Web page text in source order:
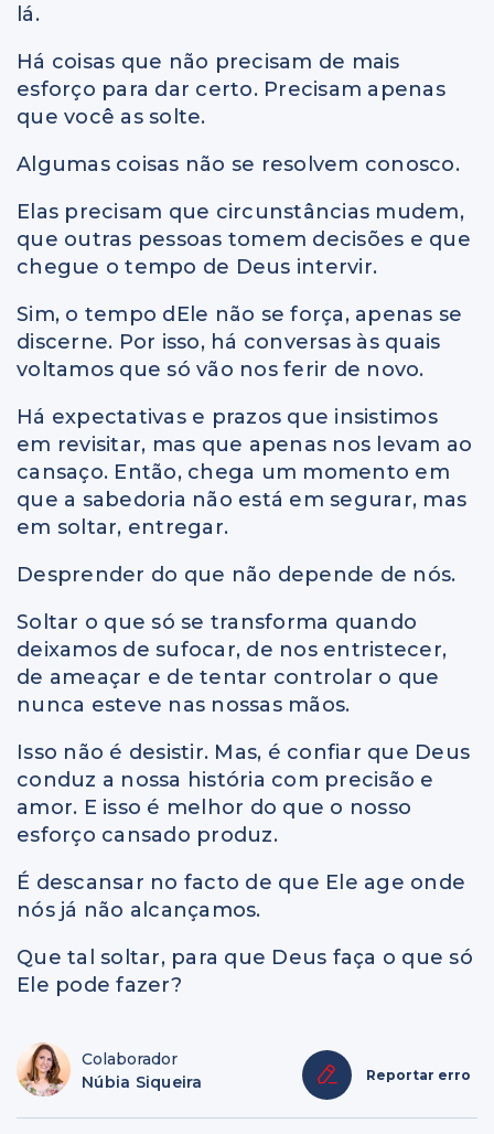
lá.
Há coisas que não precisam de mais
esforço para dar certo. Precisam apenas
que você as solte.
Algumas coisas não se resolvem conosco.
Elas precisam que circunstâncias mudem,
que outras pessoas tomem decisões e que
chegue o tempo de Deus intervir.
Sim, o tempo dEle não se força, apenas se
discerne. Por isso, há conversas às quais
voltamos que só vão nos ferir de novo.
Há expectativas e prazos que insistimos
em revisitar, mas que apenas nos levam ao
cansaço. Então, chega um momento em
que a sabedoria não está em segurar, mas
em soltar, entregar.
Desprender do que não depende de nós.
Soltar o que só se transforma quando
deixamos de sufocar, de nos entristecer,
de ameaçar e de tentar controlar o que
nunca esteve nas nossas mãos.
Isso não é desistir. Mas, é confiar que Deus
conduz a nossa história com precisão e
amor. E isso é melhor do que o nosso
esforço cansado produz.
É descansar no facto de que Ele age onde
nós já não alcançamos.
Que tal soltar, para que Deus faça o que só
Ele pode fazer?
Colaborador
Núbia Siqueira
Reportar erro